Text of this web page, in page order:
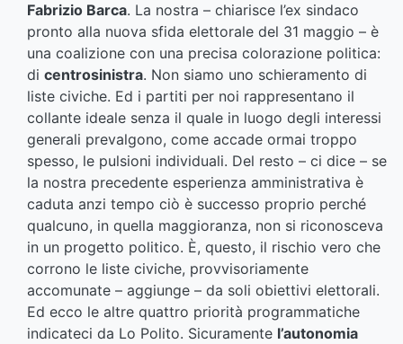
Fabrizio Barca. La nostra – chiarisce l’ex sindaco
pronto alla nuova sfida elettorale del 31 maggio – è
una coalizione con una precisa colorazione politica:
di centrosinistra. Non siamo uno schieramento di
liste civiche. Ed i partiti per noi rappresentano il
collante ideale senza il quale in luogo degli interessi
generali prevalgono, come accade ormai troppo
spesso, le pulsioni individuali. Del resto – ci dice – se
la nostra precedente esperienza amministrativa è
caduta anzi tempo ciò è successo proprio perché
qualcuno, in quella maggioranza, non si riconosceva
in un progetto politico. È, questo, il rischio vero che
corrono le liste civiche, provvisoriamente
accomunate – aggiunge – da soli obiettivi elettorali.
Ed ecco le altre quattro priorità programmatiche
indicateci da Lo Polito. Sicuramente l’autonomia